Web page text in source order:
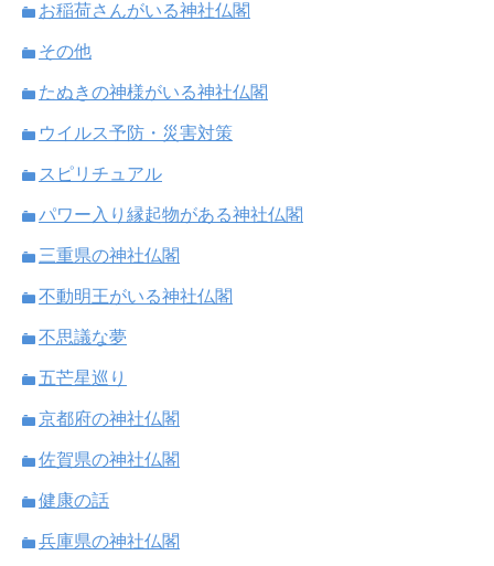
お稲荷さんがいる神社仏閣
その他
たぬきの神様がいる神社仏閣
ウイルス予防・災害対策
スピリチュアル
パワー入り縁起物がある神社仏閣
三重県の神社仏閣
不動明王がいる神社仏閣
不思議な夢
五芒星巡り
京都府の神社仏閣
佐賀県の神社仏閣
健康の話
兵庫県の神社仏閣